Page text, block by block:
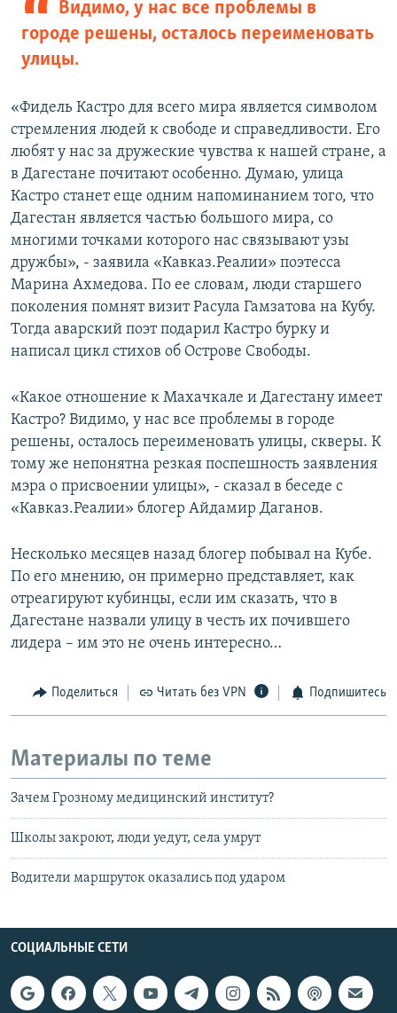
Видимо, у нас все проблемы в
городе решены, осталось переименовать
улицы.
«Фидель Кастро для всего мира является символом
стремления людей к свободе и справедливости. Его
любят у нас за дружеские чувства к нашей стране, а
в Дагестане почитают особенно. Думаю, улица
Кастро станет еще одним напоминанием того, что
Дагестан является частью большого мира, со
многими точками которого нас связывают узы
дружбы», - заявила «Кавказ.Реалии» поэтесса
Марина Ахмедова. По ее словам, люди старшего
поколения помнят визит Расула Гамзатова на Кубу.
Тогда аварский поэт подарил Кастро бурку и
написал цикл стихов об Острове Свободы.
«Какое отношение к Махачкале и Дагестану имеет
Кастро? Видимо, у нас все проблемы в городе
решены, осталось переименовать улицы, скверы. К
тому же непонятна резкая поспешность заявления
мэра о присвоении улицы», - сказал в беседе с
«Кавказ.Реалии» блогер Айдамир Даганов.
Несколько месяцев назад блогер побывал на Кубе.
По его мнению, он примерно представляет, как
отреагируют кубинцы, если им сказать, что в
Дагестане назвали улицу в честь их почившего
лидера – им это не очень интересно…
Поделиться Читать без VPN Подпишитесь
Материалы по теме
Зачем Грозному медицинский институт?
Школы закроют, люди уедут, села умрут
Водители маршруток оказались под ударом
СОЦИАЛЬНЫЕ СЕТИ